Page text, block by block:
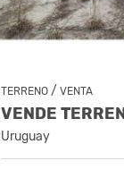
TERRENO / VENTA
Uruguay